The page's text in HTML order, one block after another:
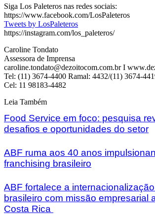
Siga Los Paleteros nas redes sociais:
https://www.facebook.com/LosPaleteros
Tweets by LosPaleteros
https://instagram.com/los_paleteros/
Caroline Tondato
Assessora de Imprensa
caroline.tondato@dezoitocom.com.br I
Tel: (11) 3674-4400 Ramal: 4432/(11) 3674-
Cel: 11 98183-4482
Leia Também
Food Service em foco: pesquisa
desafios e oportunidades do setor
ABF ruma aos 40 anos
franchising brasileiro
ABF fortalece a
brasileiro com missão empresarial
Costa Rica